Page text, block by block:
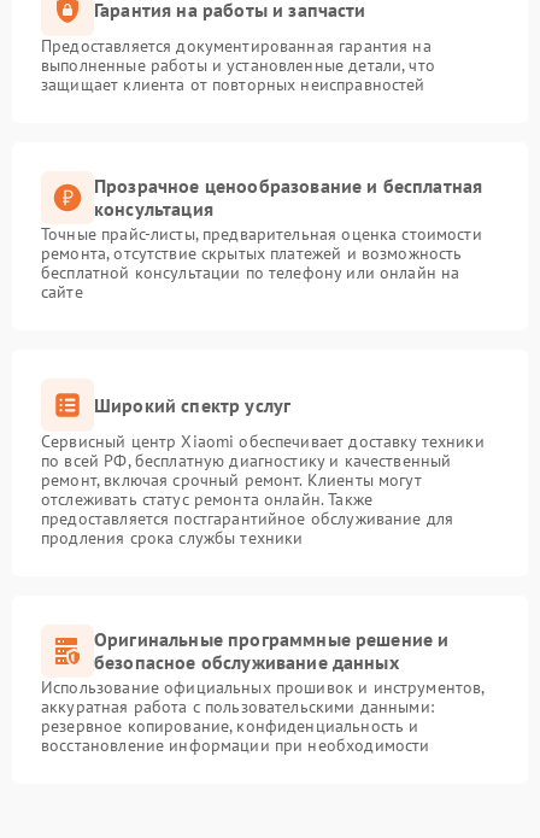
Гарантия на работы и запчасти
Предоставляется документированная гарантия на
выполненные работы и установленные детали, что
защищает клиента от повторных неисправностей
Прозрачное ценообразование и бесплатная
консультация
Точные прайс-листы, предварительная оценка стоимости
ремонта, отсутствие скрытых платежей и возможность
бесплатной консультации по телефону или онлайн на
сайте
Широкий спектр услуг
Сервисный центр Xiaomi обеспечивает доставку техники
по всей РФ, бесплатную диагностику и качественный
ремонт, включая срочный ремонт. Клиенты могут
отслеживать статус ремонта онлайн. Также
предоставляется постгарантийное обслуживание для
продления срока службы техники
Оригинальные программные решение и
безопасное обслуживание данных
Использование официальных прошивок и инструментов,
аккуратная работа с пользовательскими данными:
резервное копирование, конфиденциальность и
восстановление информации при необходимости